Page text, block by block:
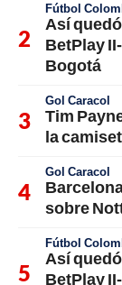
Fútbol
Así
BetPlay
Bogotá
Gol Caracol
Tim
la
Gol Caracol
sobre
Fútbol
Así
BetPlay